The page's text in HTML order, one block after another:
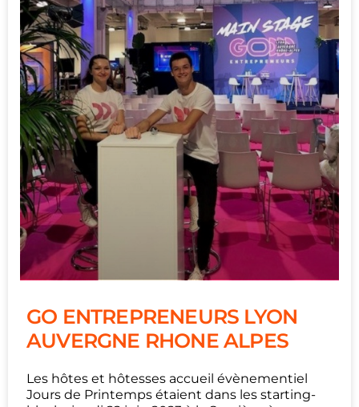
GO ENTREPRENEURS LYON
AUVERGNE RHONE ALPES
Les hôtes et hôtesses accueil évènementiel
Jours de Printemps étaient dans les starting-